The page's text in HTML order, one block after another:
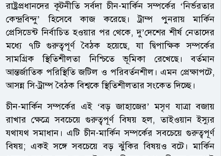
রাষ্ট্রপ্রধানদের কূটনীতি সর্বদা চীন-মার্কিন সম্পর্কের ‘নির্ভরতার
কেন্দ্রবিন্দু’ হিসেবে কাজ করেছে। ট্রাম্প পুনরায় মার্কিন
প্রেসিডেন্ট নির্বাচিত হওয়ার পর থেকে, দু’দেশের শীর্ষ নেতাদের
মধ্যে ৭টি গুরুত্বপূর্ণ বৈঠক হয়েছে, যা দ্বিপাক্ষিক সম্পর্কের
সামগ্রিক স্থিতিশীলতা নিশ্চিতে ভূমিকা রেখেছে। বর্তমান
আন্তর্জাতিক পরিস্থিতি জটিল ও পরিবর্তনশীল। এমন প্রেক্ষাপটে,
আসন্ন সি-ট্রাম্প বৈঠক বিশ্বকে স্থিতিশীলতার সংকেত দিচ্ছে।
চীন-মার্কিন সম্পর্কের এই ‘বড় জাহাজের’ মসৃণ যাত্রা বজায়
রাখার ক্ষেত্রে সবচেয়ে গুরুত্বপূর্ণ বিষয় হল, তাইওয়ান ইস্যুর
যথাযথ সমাধান। এটি চীন-মার্কিন সম্পর্কের সবচেয়ে গুরুত্বপূর্ণ
বিষয়; একই সঙ্গে সবচেয়ে বড় ঝুঁকির বিষয়ও বটে। মার্কিন